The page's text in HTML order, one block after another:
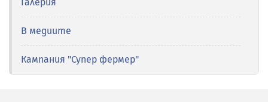
В медиите
Кампания "Супер фермер"